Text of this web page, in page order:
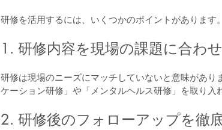
研修を活用するには、いくつかのポイントがあります
1. 研修内容を現場の課題に合わ
研修は現場のニーズにマッチしていないと意味があ
ケーション研修」や「メンタルヘルス研修」を取り入
2. 研修後のフォローアップを徹